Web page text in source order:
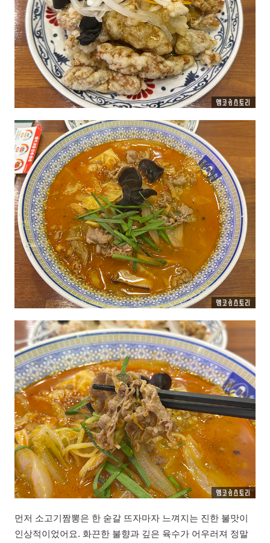
먼저 소고기짬뽕은 한 숟갈 뜨자마자 느껴지는 진한 불맛이
인상적이었어요. 화끈한 불향과 깊은 육수가 어우러져 정말